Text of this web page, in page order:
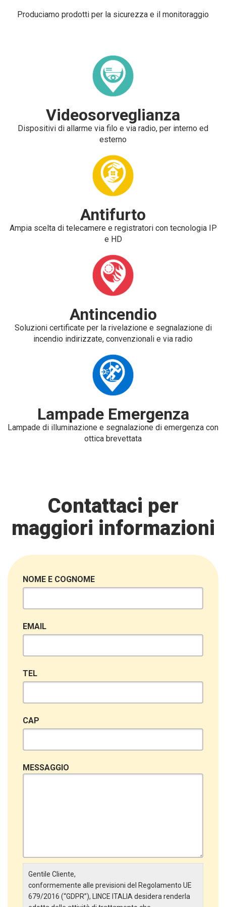
Produciamo prodotti per la sicurezza e il monitoraggio
Videosorveglianza
Dispositivi di allarme via filo e via radio, per interno ed
esterno
Antifurto
Ampia scelta di telecamere e registratori con tecnologia IP
e HD
Antincendio
Soluzioni certificate per la rivelazione e segnalazione di
incendio indirizzate, convenzionali e via radio
Lampade Emergenza
Lampade di illuminazione e segnalazione di emergenza con
ottica brevettata
Contattaci per
maggiori informazioni
NOME E COGNOME
EMAIL
TEL
CAP
MESSAGGIO
Gentile Cliente,
conformemente alle previsioni del Regolamento UE
679/2016 (“GDPR”), LINCE ITALIA desidera renderla